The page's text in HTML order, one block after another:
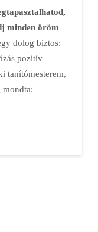
minden öröm
dolog biztos:
pozitív
tanítómesterem,